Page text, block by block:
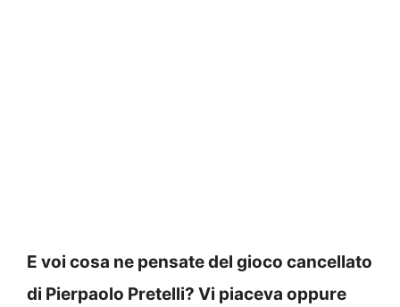
E voi cosa ne pensate del gioco cancellato
di Pierpaolo Pretelli? Vi piaceva oppure